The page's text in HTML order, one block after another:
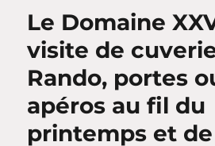
Le Domaine
visite de
Rando, portes
apéros au fil du
printemps et de